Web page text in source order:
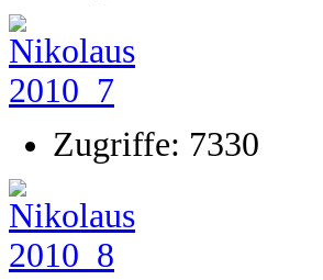
Zugriffe: 7330